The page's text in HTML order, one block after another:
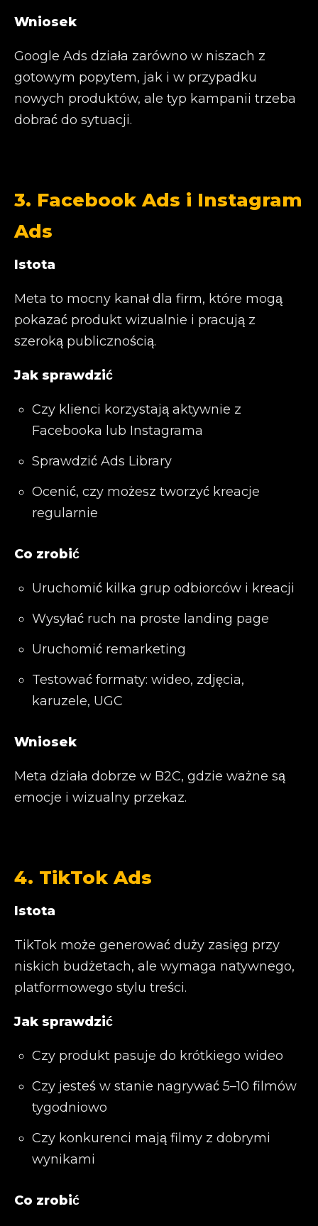
Wniosek
Google Ads działa zarówno w niszach z
gotowym popytem, jak i w przypadku
nowych produktów, ale typ kampanii trzeba
dobrać do sytuacji.
3. Facebook Ads i Instagram
Ads
Istota
Meta to mocny kanał dla firm, które mogą
pokazać produkt wizualnie i pracują z
szeroką publicznością.
Jak sprawdzić
Czy klienci korzystają aktywnie z
Facebooka lub Instagrama
Sprawdzić Ads Library
Ocenić, czy możesz tworzyć kreacje
regularnie
Co zrobić
Uruchomić kilka grup odbiorców i kreacji
Wysyłać ruch na proste landing page
Uruchomić remarketing
Testować formaty: wideo, zdjęcia,
karuzele, UGC
Wniosek
Meta działa dobrze w B2C, gdzie ważne są
emocje i wizualny przekaz.
4. TikTok Ads
Istota
TikTok może generować duży zasięg przy
niskich budżetach, ale wymaga natywnego,
platformowego stylu treści.
Jak sprawdzić
Czy produkt pasuje do krótkiego wideo
Czy jesteś w stanie nagrywać 5–10 filmów
tygodniowo
Czy konkurenci mają filmy z dobrymi
wynikami
Co zrobić